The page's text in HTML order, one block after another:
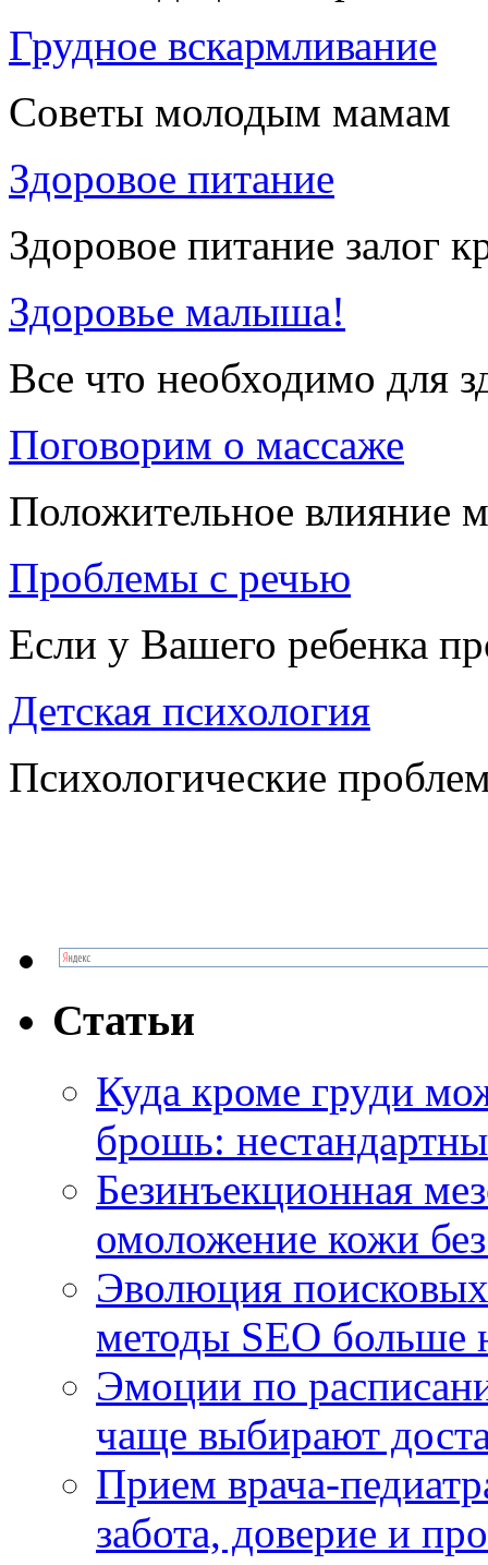
Грудное вскармливание
Советы молодым мамам
Здоровое питание
Здоровое питание залог
Здоровье малыша!
Все что необходимо для
Поговорим о массаже
Положительное влияние
Проблемы с речью
Если у Вашего ребенка
Детская психология
Психологические
Статьи
Куда кроме груди
брошь:
Безинъекционная
омоложение кожи
Эволюция
методы SEO больше
Эмоции по
чаще выбирают
Прием врача-
забота, доверие и